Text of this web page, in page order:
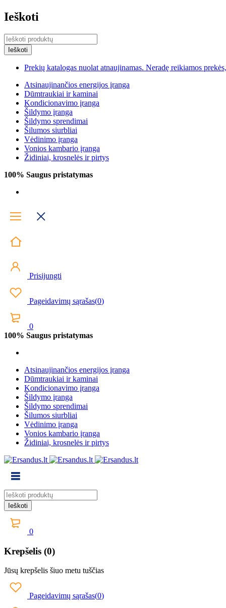
Ieškoti
Prekių katalogas nuolat atnaujinamas. Neradę reikiamos
Atsinaujinančios energijos įranga
Dūmtraukiai ir kaminai
Kondicionavimo įranga
Šildymo įranga
Šildymo sprendimai
Šilumos siurbliai
Vėdinimo įranga
Vonios kambario įranga
Židiniai, krosnelės ir pirtys
100% Saugus pristatymas
Prisijungti
Pageidavimų sąrašas(0)
0
100% Saugus pristatymas
Atsinaujinančios energijos įranga
Dūmtraukiai ir kaminai
Kondicionavimo įranga
Šildymo įranga
Šildymo sprendimai
Šilumos siurbliai
Vėdinimo įranga
Vonios kambario įranga
Židiniai, krosnelės ir pirtys
0
Krepšelis (0)
Jūsų krepšelis šiuo metu tuščias
Pageidavimų sąrašas(0)